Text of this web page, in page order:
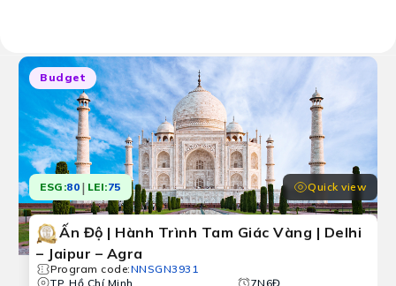
Budget
ESG:80 | LEI:75 Quick view
Ấn Độ | Hành Trình Tam Giác Vàng | Delhi
– Jaipur – Agra
Program code:NNSGN3931
TP. Hồ Chí Minh
7N6Đ